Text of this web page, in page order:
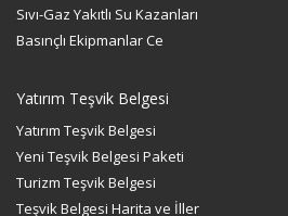
Sıvı-Gaz Yakıtlı Su Kazanları
Basınçlı Ekipmanlar Ce
Yatırım Teşvik Belgesi
Yatırım Teşvik Belgesi
Yeni Teşvik Belgesi Paketi
Turizm Teşvik Belgesi
Teşvik Belgesi Harita ve İller